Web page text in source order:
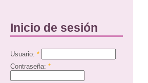
Inicio de sesión
Usuario: *
Contraseña: *